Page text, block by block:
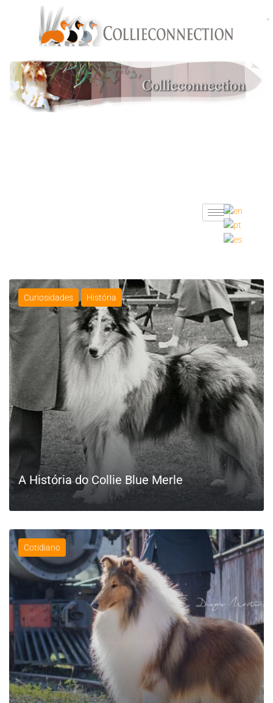
Curiosidades História
A História do Collie Blue Merle
LEIA MAIS
Cotidiano